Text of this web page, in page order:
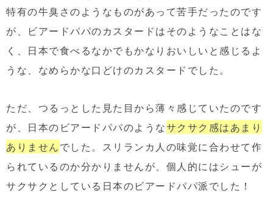
特有の牛臭さのようなものがあって苦手だったのです
が、ビアードパパのカスタードはそのようなことはな
く、日本で食べるなかでもかなりおいしいと感じるよ
うな、なめらかな口どけのカスタードでした。
ただ、つるっとした見た目から薄々感じていたのです
が、日本のビアードパパのようなサクサク感はあまり
ありませんでした。スリランカ人の味覚に合わせて作
られているのか分かりませんが、個人的にはシューが
サクサクとしている日本のビアードパパ派でした！